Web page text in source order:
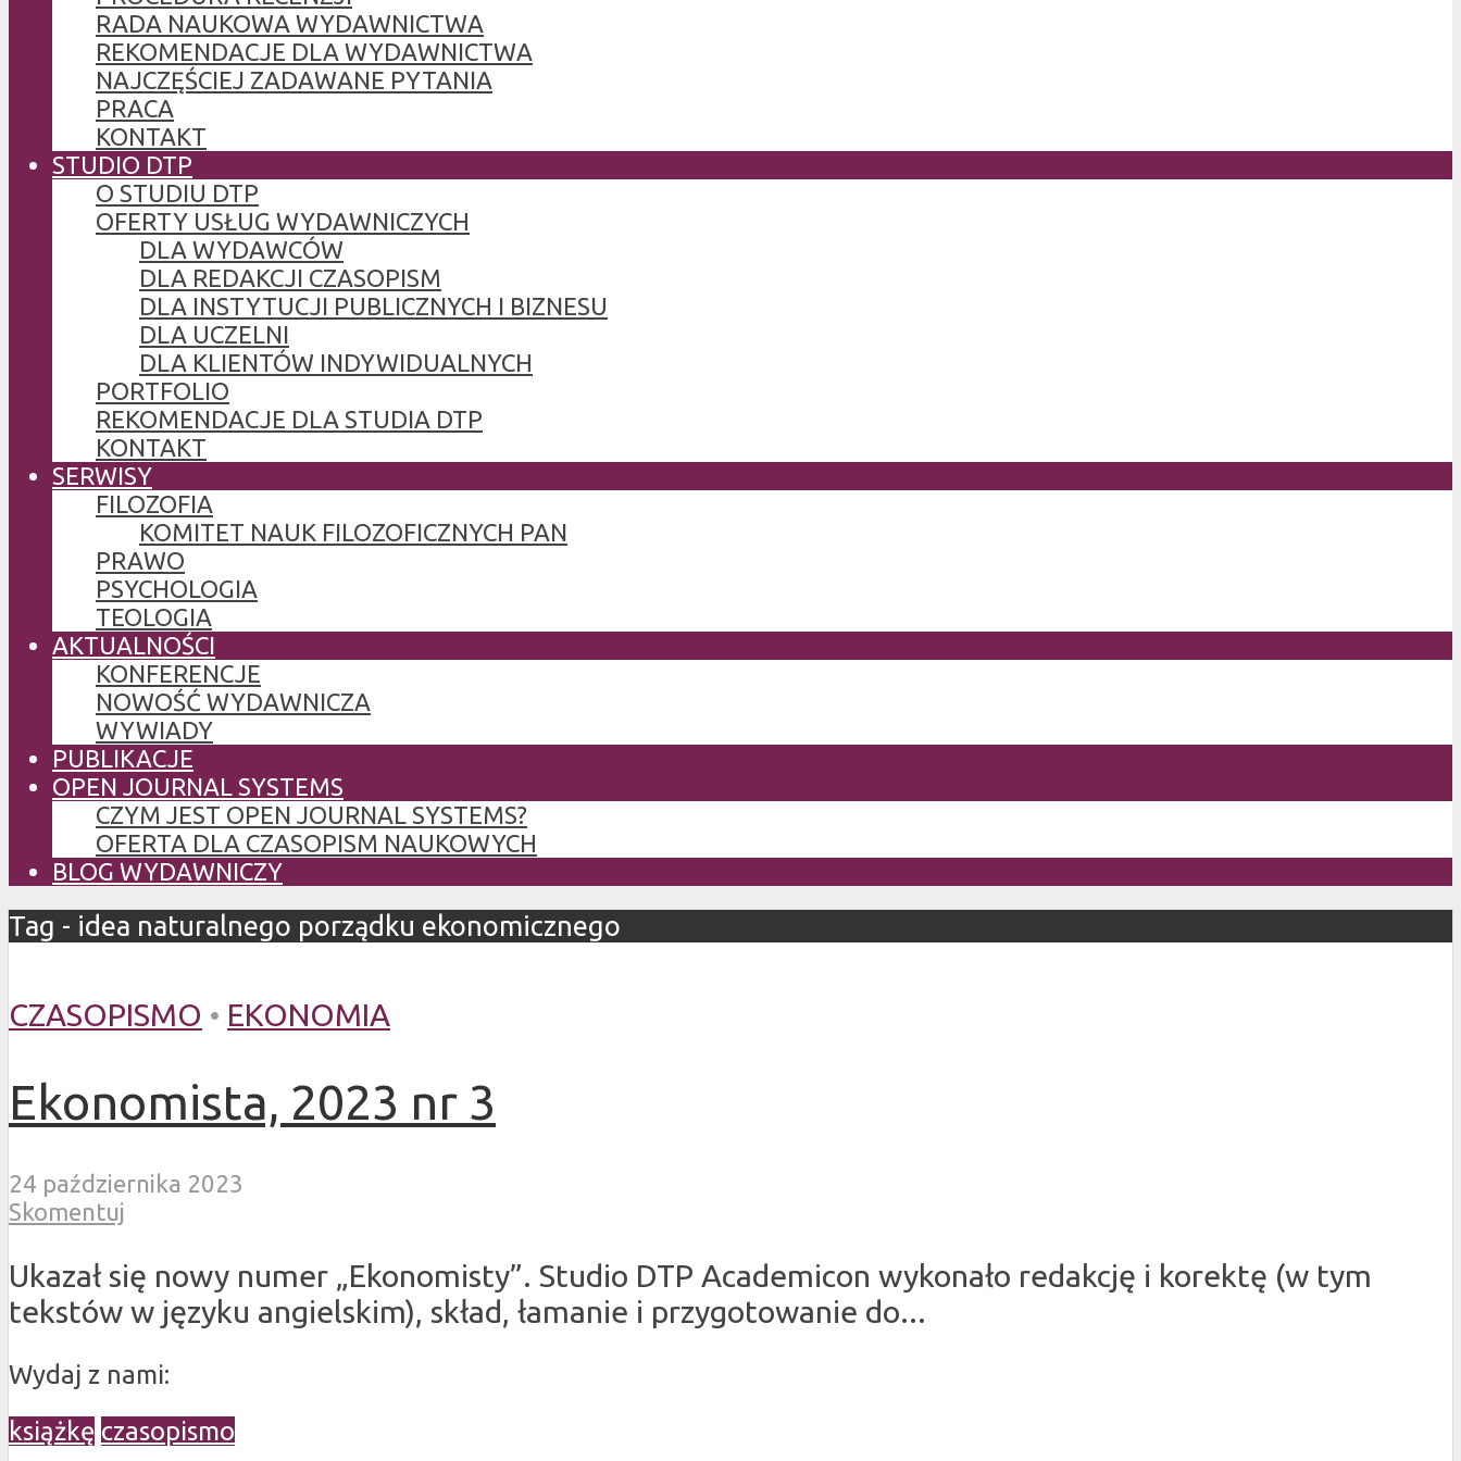
RADA NAUKOWA WYDAWNICTWA
REKOMENDACJE DLA WYDAWNICTWA
NAJCZĘŚCIEJ ZADAWANE PYTANIA
PRACA
KONTAKT
STUDIO DTP
O STUDIU DTP
OFERTY USŁUG WYDAWNICZYCH
DLA WYDAWCÓW
DLA REDAKCJI CZASOPISM
DLA INSTYTUCJI PUBLICZNYCH I BIZNESU
DLA UCZELNI
DLA KLIENTÓW INDYWIDUALNYCH
PORTFOLIO
REKOMENDACJE DLA STUDIA DTP
KONTAKT
SERWISY
FILOZOFIA
KOMITET NAUK FILOZOFICZNYCH PAN
PRAWO
PSYCHOLOGIA
TEOLOGIA
AKTUALNOŚCI
KONFERENCJE
NOWOŚĆ WYDAWNICZA
WYWIADY
PUBLIKACJE
OPEN JOURNAL SYSTEMS
CZYM JEST OPEN JOURNAL SYSTEMS?
OFERTA DLA CZASOPISM NAUKOWYCH
BLOG WYDAWNICZY
Tag - idea naturalnego porządku ekonomicznego
CZASOPISMO • EKONOMIA
Ekonomista, 2023 nr 3
24 października 2023
Skomentuj
Ukazał się nowy numer „Ekonomisty”. Studio DTP Academicon wykonało redakcję i korektę (w tym
tekstów w języku angielskim), skład, łamanie i przygotowanie do...
Wydaj z nami:
książkę czasopismo